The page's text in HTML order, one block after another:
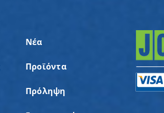
Νέα
Προϊόντα
Πρόληψη